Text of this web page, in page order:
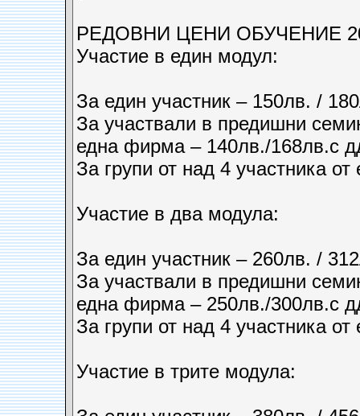
РЕДОВНИ ЦЕНИ ОБУЧЕНИЕ 20 –
Участие в един модул:
За един участник – 150лв. /
За участвали в предишни
една фирма – 140лв./168лв.с
За групи от над 4 участника
Участие в два модула:
За един участник – 260лв. /
За участвали в предишни
една фирма – 250лв./300лв.с
За групи от над 4 участника
Участие в трите модула: